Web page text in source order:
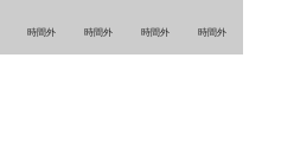
時間外 時間外 時間外 時間外